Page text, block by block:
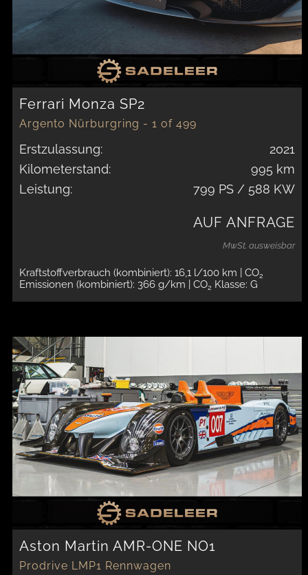
Ferrari Monza SP2
Argento Nürburgring - 1 of 499
Erstzulassung:
2021
Kilometerstand:
995 km
Leistung:
799 PS / 588 KW
AUF ANFRAGE
MwSt. ausweisbar
Kraftstoffverbrauch (kombiniert): 16,1 l/100 km | CO2
Emissionen (kombiniert): 366 g/km | CO2 Klasse: G
Aston Martin AMR-ONE NO1
Prodrive LMP1 Rennwagen